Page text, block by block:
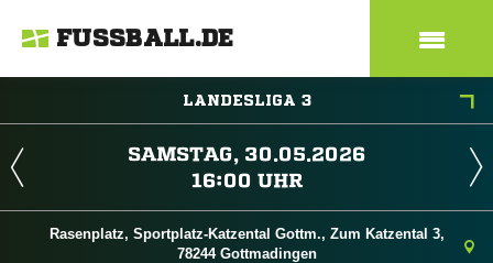
FUSSBALL.DE
LANDESLIGA 3
 
 
Rasenplatz, Sportplatz-Katzental Gottm., Zum Katzental 3,
78244 Gottmadingen